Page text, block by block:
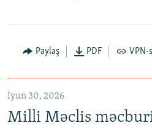
Paylaş PDF VPN-
İyun 30, 2026
Milli Məclis